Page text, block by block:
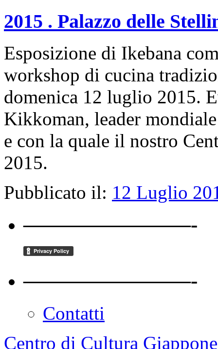
2015 . Palazzo delle
Esposizione di Ikebana
workshop di cucina
domenica 12 luglio 2015.
Kikkoman, leader
e con la quale il nostro
2015.
Pubblicato il: 12 Luglio
————————-
————————-
Contatti
Centro di Cultura